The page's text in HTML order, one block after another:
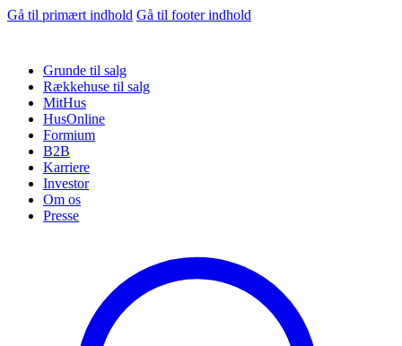
Gå til primært indhold Gå til footer indhold
Grunde til salg
Rækkehuse til salg
MitHus
HusOnline
Formium
B2B
Karriere
Investor
Om os
Presse